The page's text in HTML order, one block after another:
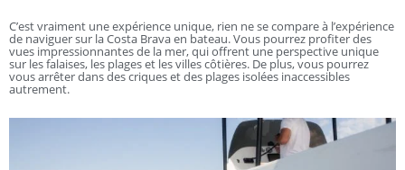
C’est vraiment une expérience unique, rien ne se compare à l’expérience
de naviguer sur la Costa Brava en bateau. Vous pourrez profiter des
vues impressionnantes de la mer, qui offrent une perspective unique
sur les falaises, les plages et les villes côtières. De plus, vous pourrez
vous arrêter dans des criques et des plages isolées inaccessibles
autrement.